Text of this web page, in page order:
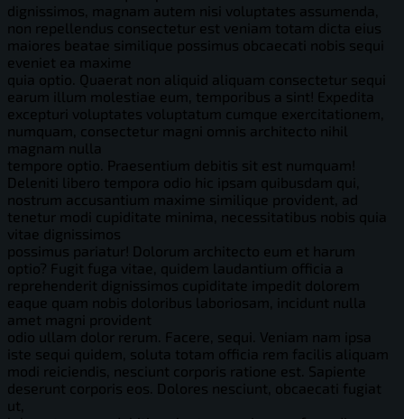
dignissimos, magnam autem nisi voluptates assumenda,
non repellendus consectetur est veniam totam dicta eius
maiores beatae similique possimus obcaecati nobis sequi
eveniet ea maxime
quia optio. Quaerat non aliquid aliquam consectetur sequi
earum illum molestiae eum, temporibus a sint! Expedita
excepturi voluptates voluptatum cumque exercitationem,
numquam, consectetur magni omnis architecto nihil
magnam nulla
tempore optio. Praesentium debitis sit est numquam!
Deleniti libero tempora odio hic ipsam quibusdam qui,
nostrum accusantium maxime similique provident, ad
tenetur modi cupiditate minima, necessitatibus nobis quia
vitae dignissimos
possimus pariatur! Dolorum architecto eum et harum
optio? Fugit fuga vitae, quidem laudantium officia a
reprehenderit dignissimos cupiditate impedit dolorem
eaque quam nobis doloribus laboriosam, incidunt nulla
amet magni provident
odio ullam dolor rerum. Facere, sequi. Veniam nam ipsa
iste sequi quidem, soluta totam officia rem facilis aliquam
modi reiciendis, nesciunt corporis ratione est. Sapiente
deserunt corporis eos. Dolores nesciunt, obcaecati fugiat
ut,